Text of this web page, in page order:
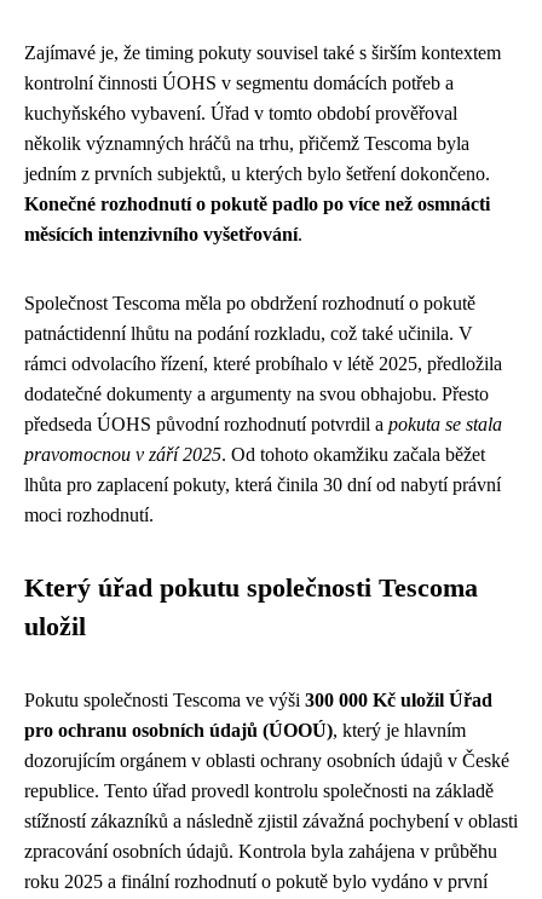
Zajímavé je, že timing pokuty souvisel také s širším kontextem
kontrolní činnosti ÚOHS v segmentu domácích potřeb a
kuchyňského vybavení. Úřad v tomto období prověřoval
několik významných hráčů na trhu, přičemž Tescoma byla
jedním z prvních subjektů, u kterých bylo šetření dokončeno.
Konečné rozhodnutí o pokutě padlo po více než osmnácti
měsících intenzivního vyšetřování.
Společnost Tescoma měla po obdržení rozhodnutí o pokutě
patnáctidenní lhůtu na podání rozkladu, což také učinila. V
rámci odvolacího řízení, které probíhalo v létě 2025, předložila
dodatečné dokumenty a argumenty na svou obhajobu. Přesto
předseda ÚOHS původní rozhodnutí potvrdil a pokuta se stala
pravomocnou v září 2025. Od tohoto okamžiku začala běžet
lhůta pro zaplacení pokuty, která činila 30 dní od nabytí právní
moci rozhodnutí.
Který úřad pokutu společnosti Tescoma
uložil
Pokutu společnosti Tescoma ve výši 300 000 Kč uložil Úřad
pro ochranu osobních údajů (ÚOOÚ), který je hlavním
dozorujícím orgánem v oblasti ochrany osobních údajů v České
republice. Tento úřad provedl kontrolu společnosti na základě
stížností zákazníků a následně zjistil závažná pochybení v oblasti
zpracování osobních údajů. Kontrola byla zahájena v průběhu
roku 2025 a finální rozhodnutí o pokutě bylo vydáno v první